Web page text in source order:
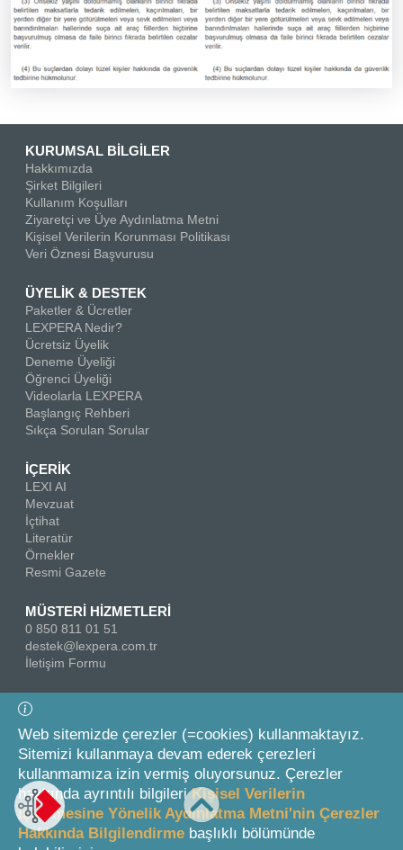
KURUMSAL BİLGİLER
Hakkımızda
Şirket Bilgileri
Kullanım Koşulları
Ziyaretçi ve Üye Aydınlatma Metni
Kişisel Verilerin Korunması Politikası
Veri Öznesi Başvurusu
ÜYELİK & DESTEK
Paketler & Ücretler
LEXPERA Nedir?
Ücretsiz Üyelik
Deneme Üyeliği
Öğrenci Üyeliği
Videolarla LEXPERA
Başlangıç Rehberi
Sıkça Sorulan Sorular
İÇERİK
LEXI AI
Mevzuat
İçtihat
Literatür
Örnekler
Resmi Gazete
MÜSTERİ HİZMETLERİ
0 850 811 01 51
destek@lexpera.com.tr
İletişim Formu
Bizi Takip Edin
© 2026 On İki Levha Yayıncılık A.Ş.
Web sitemizde çerezler (=cookies) kullanmaktayız.
Sitemizi kullanmaya devam ederek çerezleri
kullanmamıza izin vermiş oluyorsunuz. Çerezler
hakkında ayrıntılı bilgileriKişisel Verilerin
İşlenmesine Yönelik Aydınlatma Metni'nin Çerezler
Hakkında Bilgilendirme başlıklı bölümünde